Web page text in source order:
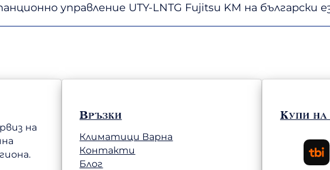
управление UTY-LNTG Fujitsu KM на български
на
Връзки
Климатици Варна
Контакти
Блог
Купи